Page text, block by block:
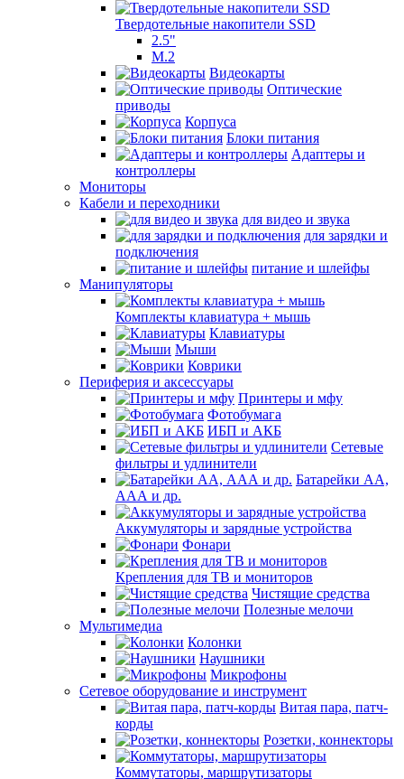
Твердотельные накопители SSD
2.5"
M.2
Видеокарты
Оптические
приводы
Корпуса
Блоки питания
Адаптеры и
контроллеры
Мониторы
Кабели и переходники
для видео и звука
для зарядки и
подключения
питание и шлейфы
Манипуляторы
Комплекты клавиатура + мышь
Клавиатуры
Мыши
Коврики
Периферия и аксессуары
Принтеры и мфу
Фотобумага
ИБП и АКБ
Сетевые
фильтры и удлинители
Батарейки АА,
ААА и др.
Аккумуляторы и зарядные устройства
Фонари
Крепления для ТВ и мониторов
Чистящие средства
Полезные мелочи
Мультимедиа
Колонки
Наушники
Микрофоны
Сетевое оборудование и инструмент
Витая пара, патч-
корды
Розетки, коннекторы
Коммутаторы, маршрутизаторы